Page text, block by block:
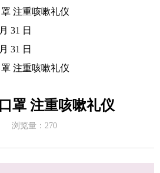
注重咳嗽礼仪
31 日
31 日
注重咳嗽礼仪
罩 注重咳嗽礼仪
浏览量： 270